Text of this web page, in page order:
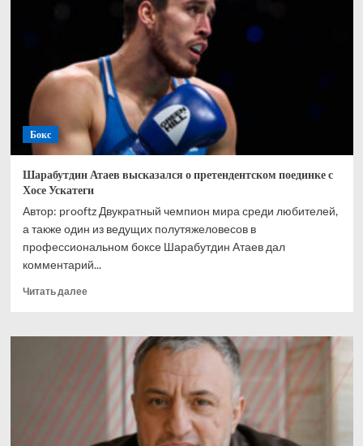
Бокс
Шарабутдин Атаев высказался о претендентском поединке с
Хосе Ускатеги
Автор: prooftz Двукратный чемпион мира среди любителей,
а также один из ведущих полутяжеловесов в
профессиональном боксе Шарабутдин Атаев дал
комментарий...
Читать далееПрочитать
Шарабутдин
высказался
претендентском
Хосе